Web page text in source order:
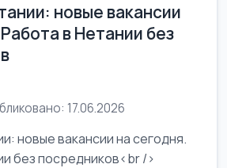
новые вакансии
в Нетании без
17.06.2026
новые вакансии на сегодня.
без посредников<br />